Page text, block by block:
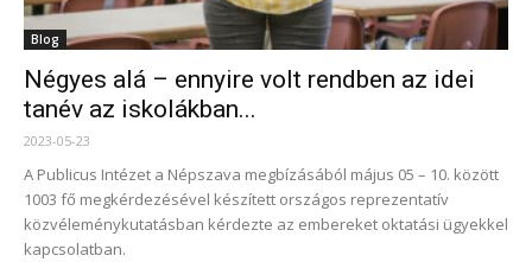
Blog
Négyes alá – ennyire volt rendben az idei
tanév az iskolákban...
2023-05-23
A Publicus Intézet a Népszava megbízásából május 05 – 10. között
1003 fő megkérdezésével készített országos reprezentatív
közvéleménykutatásban kérdezte az embereket oktatási ügyekkel
kapcsolatban.